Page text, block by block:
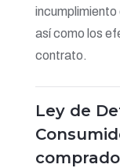
así como los
contrato.
Ley de